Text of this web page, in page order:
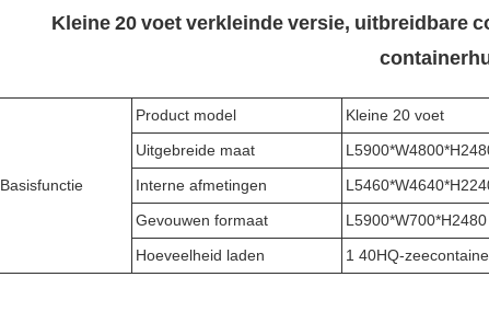
Kleine 20 voet verkleinde versie, uitbreidbare
Basisfunctie
Product model Kleine 20 voet
Uitgebreide maat
Interne afmetingen
Gevouwen formaat
L5900*W700*H2480
Hoeveelheid laden
1 40HQ-